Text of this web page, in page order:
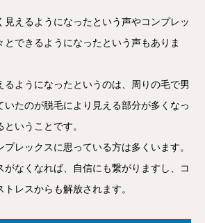
見えるようになったという声やコンプレッ
とできるようになったという声もありま
ようになったというのは、周りの毛で男
いたのが脱毛により見える部分が多くなっ
いうことです。
レックスに思っている方は多くいます。
なくなれば、自信にも繋がりますし、コ
レスからも解放されます。